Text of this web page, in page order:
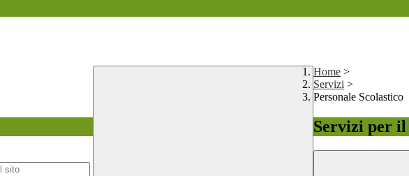
Home >
Servizi >
Personale Scolastico
Servizi per il